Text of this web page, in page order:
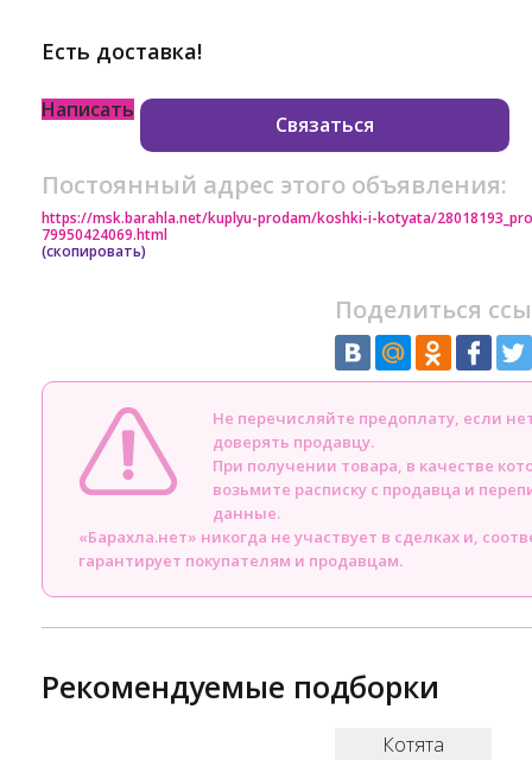
Есть доставка!
Написать
Связаться
Постоянный адрес этого объявления:
https://msk.barahla.net/kuplyu-prodam/koshki-i-kotyata/
79950424069.html
(скопировать)
Поделиться
Не перечисляйте предоплату, если
доверять продавцу.
При получении товара, в качестве
возьмите расписку с продавца и
данные.
«Барахла.нет» никогда не участвует в сделках и,
гарантирует покупателям и продавцам.
Рекомендуемые подборки
Котята